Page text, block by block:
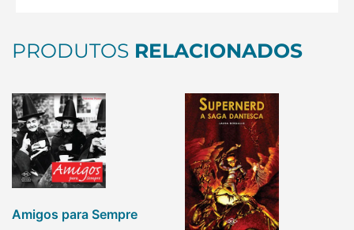
PRODUTOS RELACIONADOS
Amigos para Sempre